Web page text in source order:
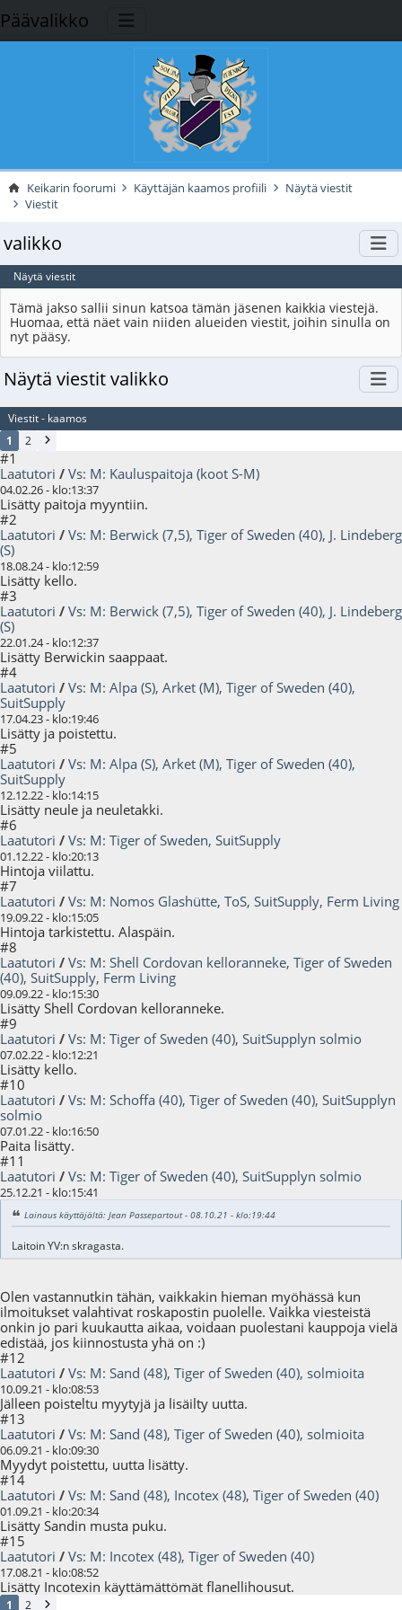
Päävalikko
Keikarin foorumi Käyttäjän kaamos profiili
Näytä viestit
Viestit
valikko
Näytä viestit
Tämä jakso sallii sinun katsoa tämän jäsenen kaikkia viestejä.
Huomaa, että näet vain niiden alueiden viestit, joihin sinulla on
nyt pääsy.
Näytä viestit valikko
Viestit - kaamos
1
2
#1
Laatutori / Vs: M: Kauluspaitoja (koot S-M)
04.02.26 - klo:13:37
Lisätty paitoja myyntiin.
#2
Laatutori / Vs: M: Berwick (7,5), Tiger of Sweden (40), J. Lindeberg
(S)
18.08.24 - klo:12:59
Lisätty kello.
#3
Laatutori / Vs: M: Berwick (7,5), Tiger of Sweden (40), J. Lindeberg
(S)
22.01.24 - klo:12:37
Lisätty Berwickin saappaat.
#4
Laatutori / Vs: M: Alpa (S), Arket (M), Tiger of Sweden (40),
SuitSupply
17.04.23 - klo:19:46
Lisätty ja poistettu.
#5
Laatutori / Vs: M: Alpa (S), Arket (M), Tiger of Sweden (40),
SuitSupply
12.12.22 - klo:14:15
Lisätty neule ja neuletakki.
#6
Laatutori / Vs: M: Tiger of Sweden, SuitSupply
01.12.22 - klo:20:13
Hintoja viilattu.
#7
Laatutori / Vs: M: Nomos Glashütte, ToS, SuitSupply, Ferm Living
19.09.22 - klo:15:05
Hintoja tarkistettu. Alaspäin.
#8
Laatutori / Vs: M: Shell Cordovan kelloranneke, Tiger of Sweden
(40), SuitSupply, Ferm Living
09.09.22 - klo:15:30
Lisätty Shell Cordovan kelloranneke.
#9
Laatutori / Vs: M: Tiger of Sweden (40), SuitSupplyn solmio
07.02.22 - klo:12:21
Lisätty kello.
#10
Laatutori / Vs: M: Schoffa (40), Tiger of Sweden (40), SuitSupplyn
solmio
07.01.22 - klo:16:50
Paita lisätty.
#11
Laatutori / Vs: M: Tiger of Sweden (40), SuitSupplyn solmio
25.12.21 - klo:15:41
Lainaus käyttäjältä: Jean Passepartout - 08.10.21 - klo:19:44
Laitoin YV:n skragasta.
Olen vastannutkin tähän, vaikkakin hieman myöhässä kun
ilmoitukset valahtivat roskapostin puolelle. Vaikka viesteistä
onkin jo pari kuukautta aikaa, voidaan puolestani kauppoja vielä
edistää, jos kiinnostusta yhä on :)
#12
Laatutori / Vs: M: Sand (48), Tiger of Sweden (40), solmioita
10.09.21 - klo:08:53
Jälleen poisteltu myytyjä ja lisäilty uutta.
#13
Laatutori / Vs: M: Sand (48), Tiger of Sweden (40), solmioita
06.09.21 - klo:09:30
Myydyt poistettu, uutta lisätty.
#14
Laatutori / Vs: M: Sand (48), Incotex (48), Tiger of Sweden (40)
01.09.21 - klo:20:34
Lisätty Sandin musta puku.
#15
Laatutori / Vs: M: Incotex (48), Tiger of Sweden (40)
17.08.21 - klo:08:52
Lisätty Incotexin käyttämättömät flanellihousut.
1 2